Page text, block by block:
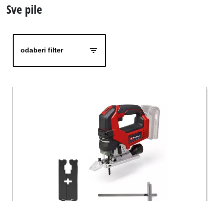
English
Sve pile
odaberi filter